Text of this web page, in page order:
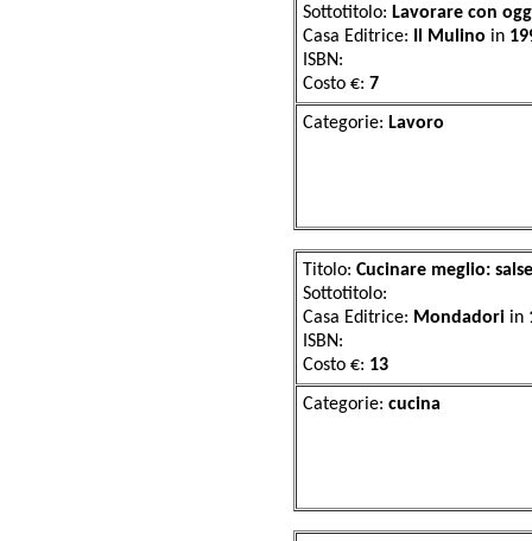
Sottotitolo: Lavorare con
Casa Editrice:
Il Mulino in
ISBN:
Costo €: 7
Categorie:
Titolo: Cucinare meglio: salse
Sottotitolo:
Casa Editrice: Mondadori in
ISBN:
Costo €: 13
Categorie: